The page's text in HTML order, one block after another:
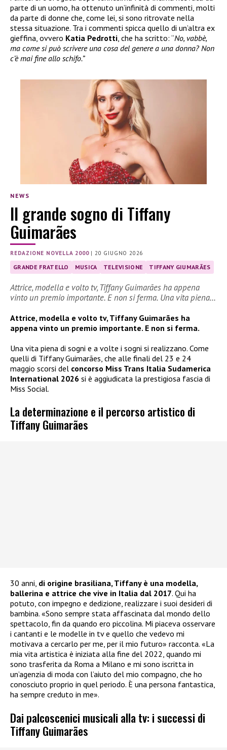
parte di un uomo, ha ottenuto un’infinità di commenti, molti
da parte di donne che, come lei, si sono ritrovate nella
stessa situazione. Tra i commenti spicca quello di un’altra ex
gieffina, ovvero Katia Pedrotti , che ha scritto: “No, vabbè,
ma come si può scrivere una cosa del genere a una donna? Non
c’è mai fine allo schifo.”
NEWS
Il grande sogno di Tiffany
Guimarães
REDAZIONE NOVELLA 2000|20 GIUGNO 2026
GRANDE FRATELLO MUSICA TELEVISIONE TIFFANY GIUMARÃES
Attrice, modella e volto tv, Tiffany Guimarães ha appena
vinto un premio importante. E non si ferma. Una vita piena…
Attrice, modella e volto tv, Tiffany Guimarães ha
appena vinto un premio importante. E non si ferma.
Una vita piena di sogni e a volte i sogni si realizzano. Come
quelli di Tiffany Guimarães, che alle finali del 23 e 24
maggio scorsi del concorso Miss Trans Italia Sudamerica
International 2026 si è aggiudicata la prestigiosa fascia di
Miss Social.
La determinazione e il percorso artistico di
Tiffany Guimarães
30 anni, di origine brasiliana, Tiffany è una modella,
ballerina e attrice che vive in Italia dal 2017. Qui ha
potuto, con impegno e dedizione, realizzare i suoi desideri di
bambina. «Sono sempre stata affascinata dal mondo dello
spettacolo, fin da quando ero piccolina. Mi piaceva osservare
i cantanti e le modelle in tv e quello che vedevo mi
motivava a cercarlo per me, per il mio futuro» racconta. «La
mia vita artistica è iniziata alla fine del 2022, quando mi
sono trasferita da Roma a Milano e mi sono iscritta in
un’agenzia di moda con l’aiuto del mio compagno, che ho
conosciuto proprio in quel periodo. È una persona fantastica,
ha sempre creduto in me».
Dai palcoscenici musicali alla tv: i successi di
Tiffany Guimarães